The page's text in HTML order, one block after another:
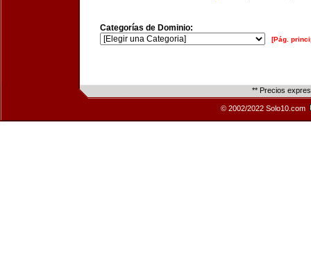
Categorías de Dominio:
[Pág.
** Precios
© 2002/2022 Solo10.com